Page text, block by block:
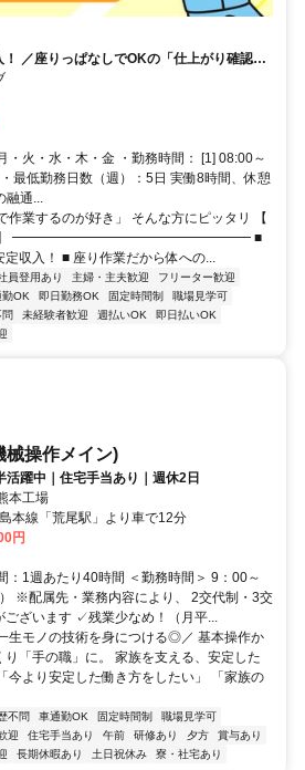
／座りっぱなしでOKの「仕上がり確認」
不要◎
・火・水・木・金 ・勤務時間： [1] 08:00～
最低勤務日数（週）：5日 実働8時間、休憩
融通...
作業するのが好き」 そんな方にピッタリ 【
力 】 ━━━━━━━━━━━━━━━━━━ ■
収入！ ■ 座り作業だから体への...
員登用あり 主婦・主夫歓迎
フリーター歓迎
勤OK 即日勤務OK 固定時間制
職場見学可
未経験者歓迎 週払いOK
即日払いOK
械操作メイン)
活躍中｜住宅手当あり｜週休2日
本工場
本線「荒尾駅」より車で12分
円
：1週あたり40時間 ＜勤務時間＞ 9：00～
※配属先・業務内容により、 2交代制・3交
ございます ✓残業少なめ！（月平...
生モノの技術を身につける◎／ 基本操作か
り「手の職」に。 家族を支える、安定した
今より安定した働き方をしたい」 「家族の
不問 車通勤OK 固定時間制
職場見学可
迎 住宅手当あり 午前 研修あり 夕方
賞与あり
長期休暇あり 土日祝休み 寮・社宅あり